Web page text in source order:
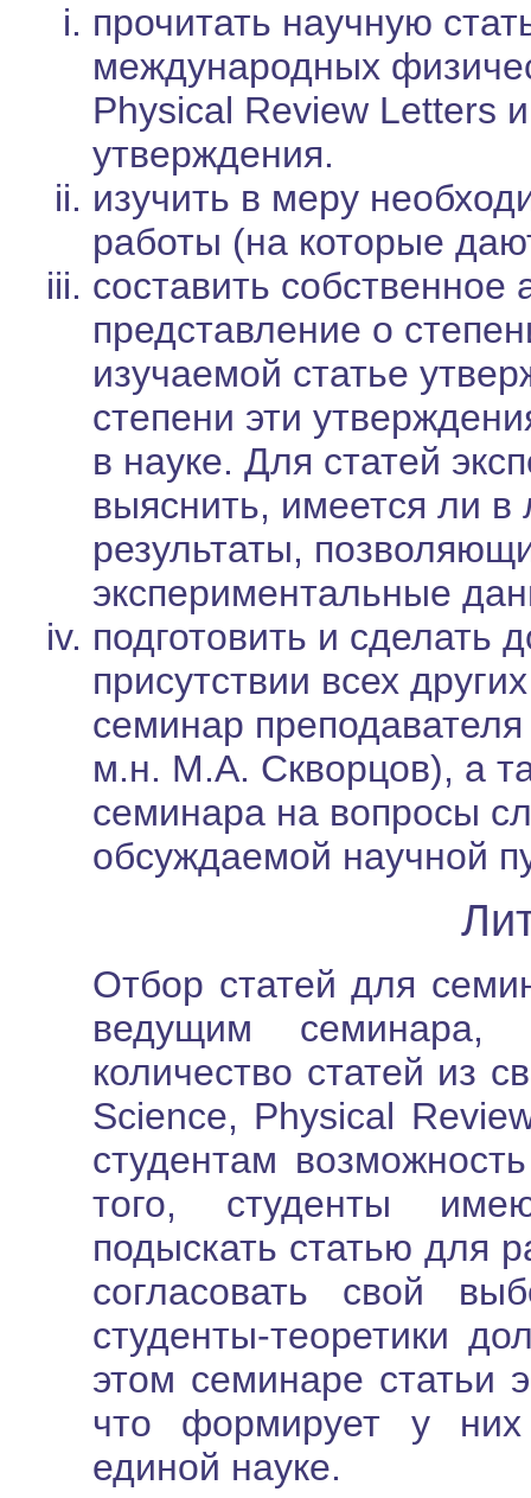
прочитать научную
международных
Physical Review Letters
утверждения.
изучить в меру
работы (на которые
составить собственное
представление о
изучаемой статье
степени эти
в науке. Для статей
выяснить, имеется ли в
результаты,
экспериментальные
подготовить и сделать
присутствии всех
семинар
м.н. М.А. Скворцов), а
семинара на вопросы
обсуждаемой научной
Отбор статей для
ведущим семинара,
количество статей из
Science, Physical
студентам
того, студенты
подыскать статью для
согласовать свой
студенты-теоретики
этом семинаре статьи
что формирует у
единой науке.